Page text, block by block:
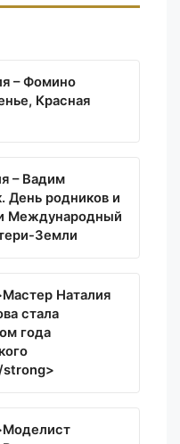
– Фомино
Красная
– Вадим
День родников и
Международный
Земли
Наталия
стала
года
strong>